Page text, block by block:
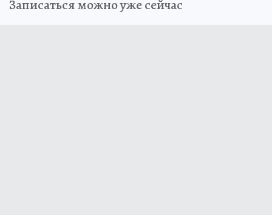
Записаться можно уже сейчас